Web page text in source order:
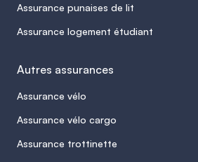
Assurance punaises de lit
Assurance logement étudiant
Autres assurances
Assurance vélo
Assurance vélo cargo
Assurance trottinette